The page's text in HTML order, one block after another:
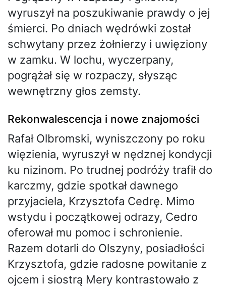
wyruszył na poszukiwanie prawdy o jej
śmierci. Po dniach wędrówki został
schwytany przez żołnierzy i uwięziony
w zamku. W lochu, wyczerpany,
pogrążał się w rozpaczy, słysząc
wewnętrzny głos zemsty.
Rekonwalescencja i nowe znajomości
Rafał Olbromski, wyniszczony po roku
więzienia, wyruszył w nędznej kondycji
ku nizinom. Po trudnej podróży trafił do
karczmy, gdzie spotkał dawnego
przyjaciela, Krzysztofa Cedrę. Mimo
wstydu i początkowej odrazy, Cedro
oferował mu pomoc i schronienie.
Razem dotarli do Olszyny, posiadłości
Krzysztofa, gdzie radosne powitanie z
ojcem i siostrą Mery kontrastowało z